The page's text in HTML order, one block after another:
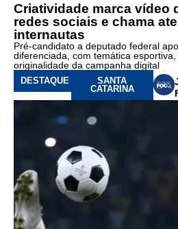
Criatividade marca vídeo
redes sociais e chama
internautas
Pré-candidato a deputado federal
diferenciada, com temática
originalidade da campanha digital
DESTAQUE
SANTA
CATARINA